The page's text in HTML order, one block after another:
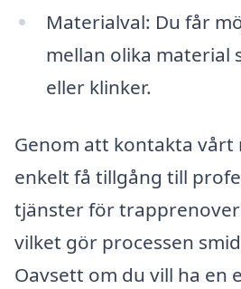
Materialval: Du får
mellan olika material
eller klinker.
Genom att kontakta vårt
enkelt få tillgång till
tjänster för
vilket gör processen
Oavsett om du vill ha en